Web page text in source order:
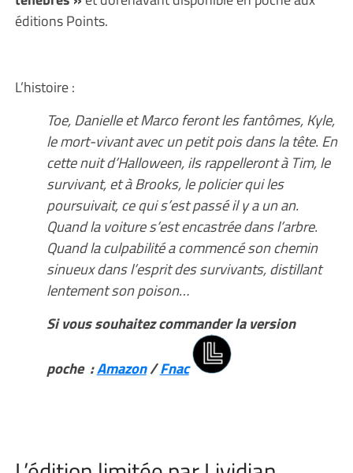
éditions Points.
L’histoire :
Toe, Danielle et Marco feront les fantômes, Kyle,
le mort-vivant avec un petit pois dans la tête. En
cette nuit d’Halloween, ils rappelleront à Tim, le
survivant, et à Brooks, le policier qui les
poursuivait, ce qui s’est passé il y a un an.
Quand la voiture s’est encastrée dans l’arbre.
Quand la culpabilité a commencé son chemin
sinueux dans l’esprit des survivants, distillant
lentement son poison…
Si vous souhaitez commander la version
poche :Amazon/Fnac